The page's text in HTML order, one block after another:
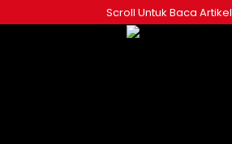
to
Scroll Untuk Baca Artikel